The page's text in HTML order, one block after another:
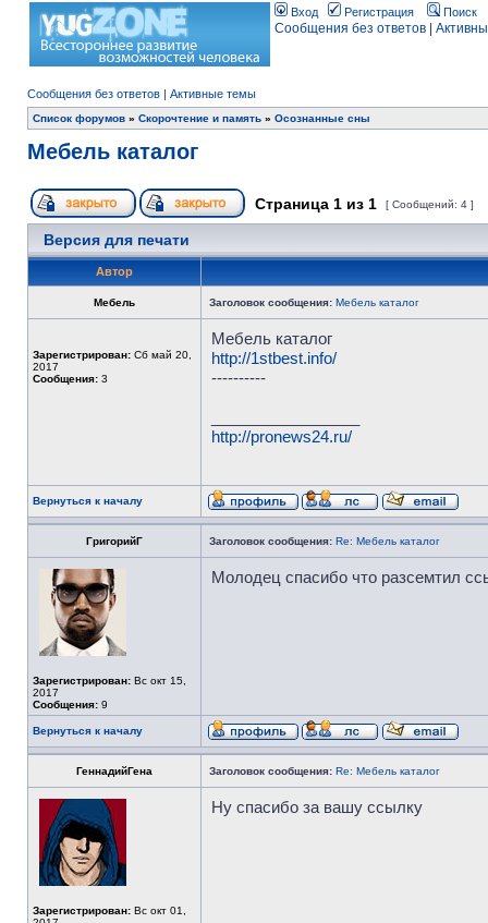
Вход Регистрация Поиск
Сообщения без ответов
Сообщения без ответов | Активные темы
Список форумов » Скорочтение и память » Осознанные сны
Мебель каталог
Страница 1 из 1 [ Сообщений: 4 ]
Версия для печати
Автор
Мебель Заголовок сообщения: Мебель каталог
Зарегистрирован: Сб май 20,
2017
Сообщения: 3
Мебель каталог
http://1stbest.info/
----------
http://pronews24.ru/
Вернуться к началу
ГригорийГ Заголовок сообщения: Re: Мебель каталог
Зарегистрирован: Вс окт 15,
2017
Сообщения: 9
Молодец спасибо что разсемтил
Вернуться к началу
ГеннадийГена Заголовок сообщения: Re: Мебель каталог
Зарегистрирован: Вс окт 01,
Ну спасибо за вашу ссылку